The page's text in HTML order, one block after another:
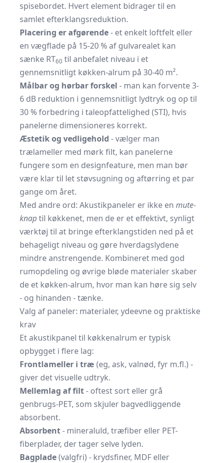
spisebordet. Hvert element bidrager til en
samlet efterklangsreduktion.
Placering er afgørende- et enkelt loftfelt eller
en vægflade på 15-20 % af gulvarealet kan
sænke RT60 til anbefalet niveau i et
gennemsnitligt køkken-alrum på 30-40 m².
Målbar og hørbar forskel - man kan forvente 3-
6 dB reduktion i gennemsnitligt lydtryk og op til
30 % forbedring i taleopfattelighed (STI), hvis
panelerne dimensioneres korrekt.
Æstetik og vedligehold - vælger man
trælameller med mørk filt, kan panelerne
fungere som en designfeature, men man bør
være klar til let støvsugning og aftørring et par
gange om året.
Med andre ord: Akustikpaneler er ikke en mute-
knaptil køkkenet, men de er et effektivt, synligt
værktøj til at bringe efterklangstiden ned på et
behageligt niveau og gøre hverdagslydene
mindre anstrengende. Kombineret med god
rumopdeling og øvrige bløde materialer skaber
de et køkken-alrum, hvor man kan høre sig selv
- og hinanden - tænke.
Valg af paneler: materialer, ydeevne og praktiske
krav
Et akustikpanel til køkkenalrum er typisk
opbygget i flere lag:
Frontlameller i træ (eg, ask, valnød, fyr m.fl.) -
giver det visuelle udtryk.
Mellemlag af filt- oftest sort eller grå
genbrugs-PET, som skjuler bagvedliggende
absorbent.
Absorbent- mineraluld, træfiber eller PET-
fiberplader, der tager selve lyden.
Bagplade(valgfri) - krydsfiner, MDF eller